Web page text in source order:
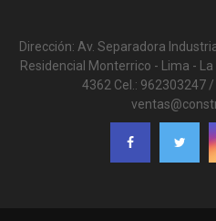
Dirección: Av. Separadora
Residencial Monterrico - Lima -
4362 Cel.: 962303247